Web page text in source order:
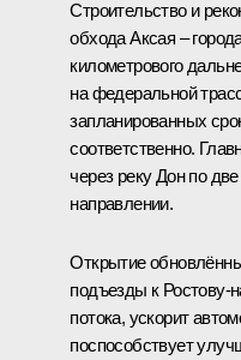
Строительство и
обхода Аксая –
километрового
на федеральной
запланированных
соответственно.
через реку Дон по
направлении.
Открытие
подъезды к Ростову-
потока, ускорит
поспособствует